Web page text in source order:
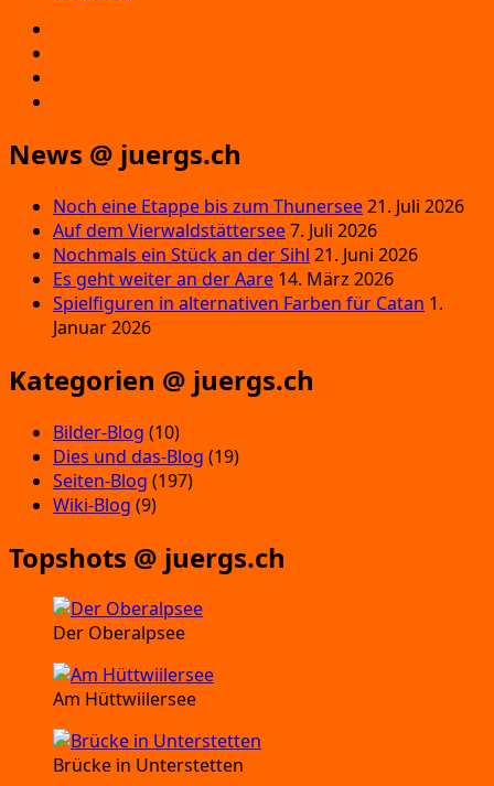
News @ juergs.ch
Noch eine Etappe bis zum Thunersee21. Juli 2026
Auf dem Vierwaldstättersee7. Juli 2026
Nochmals ein Stück an der Sihl 21. Juni 2026
Es geht weiter an der Aare 14. März 2026
Spielfiguren in alternativen Farben für Catan 1.
Januar 2026
Kategorien @ juergs.ch
Bilder-Blog (10)
Dies und das-Blog (19)
Seiten-Blog (197)
Wiki-Blog (9)
Topshots @ juergs.ch
Der Oberalpsee
Am Hüttwiilersee
Brücke in Unterstetten